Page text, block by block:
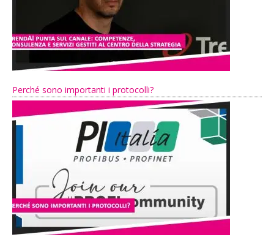
Perché sono importanti i protocolli?